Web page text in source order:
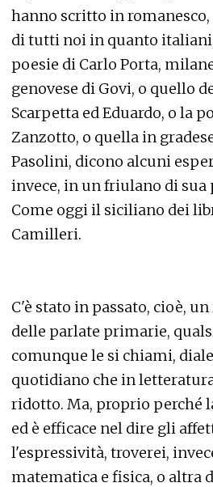
hanno scritto in
di tutti noi in quanto
poesie di Carlo Porta,
genovese di Govi, o quello
Scarpetta ed Eduardo, o la
Zanzotto, o quella in
Pasolini, dicono alcuni
invece, in un friulano di
Come oggi il siciliano dei
Camilleri.
C'è stato in passato, cioè,
delle parlate primarie,
comunque le si chiami,
quotidiano che in
ridotto. Ma, proprio perché
ed è efficace nel dire gli
l'espressività, troverei,
matematica e fisica, o altra